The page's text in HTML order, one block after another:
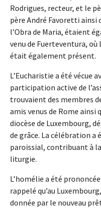
Rodrigues, recteur, et le
père André Favoretti ainsi
l’Obra de Maria, étaient
venu de Fuerteventura, où
était également présent.
L’Eucharistie a été vécue
participation active de
trouvaient des membres
amis venus de Rome ainsi
diocèse de Luxembourg,
de grâce. La célébration
paroissial, contribuant à
liturgie.
L’homélie a été
rappelé qu’au
donnée par le nouveau